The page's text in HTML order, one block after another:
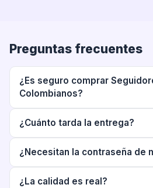
Preguntas frecuentes
¿Es seguro comprar
Colombianos?
¿Cuánto tarda la entrega?
¿Necesitan la contraseña de
¿La calidad es real?